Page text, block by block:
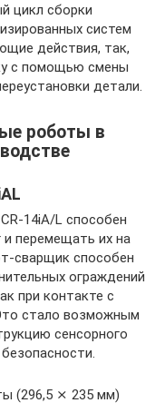
цикл сборки
систем
действия, так,
с помощью смены
детали.
роботы в
14iA/L способен
и перемещать их на
сварщик способен
ограждений
при контакте с
стало возможным
сенсорного
(296,5 ⨯ 235 мм)